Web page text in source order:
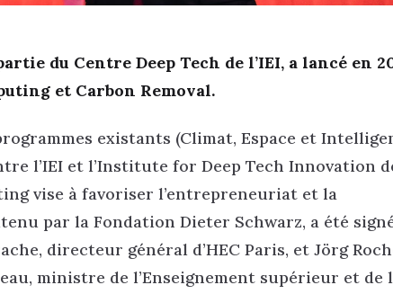
du Centre Deep Tech de l’IEI, a lancé en
et Carbon Removal.
existants (Climat, Espace et
l’IEI et l’Institute for Deep Tech Innovation
vise à favoriser l’entrepreneuriat et la
par la Fondation Dieter Schwarz, a été
directeur général d’HEC Paris, et Jörg
ministre de l’Enseignement supérieur et de